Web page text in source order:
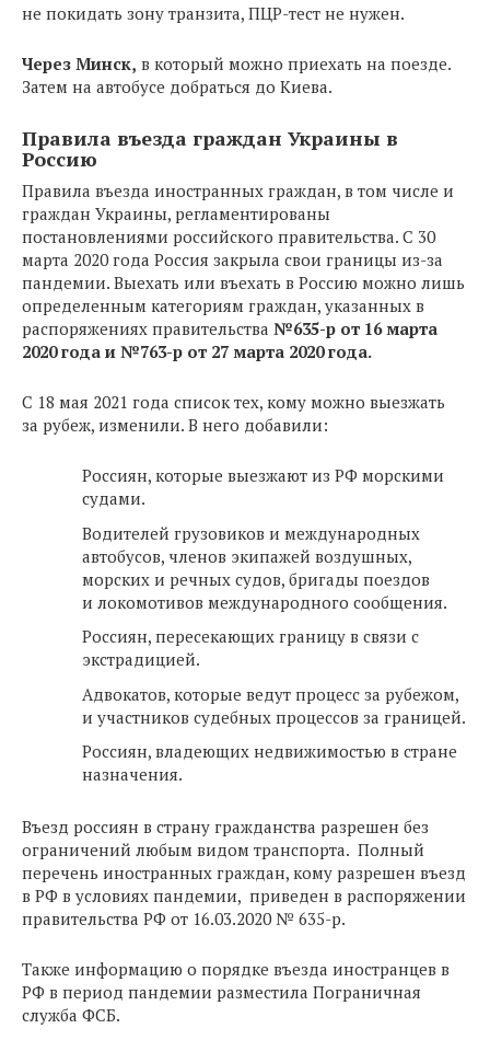
не покидать зону транзита, ПЦР-тест не нужен.
Через Минск, в который можно приехать на поезде.
Затем на автобусе добраться до Киева.
Правила въезда граждан Украины в
Россию
Правила въезда иностранных граждан, в том числе и
граждан Украины, регламентированы
постановлениями российского правительства. С 30
марта 2020 года Россия закрыла свои границы из-за
пандемии. Выехать или въехать в Россию можно лишь
определенным категориям граждан, указанных в
распоряжениях правительства №635-р от 16 марта
2020 года и №763-р от 27 марта 2020 года.
С 18 мая 2021 года список тех, кому можно выезжать
за рубеж, изменили. В него добавили:
Россиян, которые выезжают из РФ морскими
судами.
Водителей грузовиков и международных
автобусов, членов экипажей воздушных,
морских и речных судов, бригады поездов
и локомотивов международного сообщения.
Россиян, пересекающих границу в связи с
экстрадицией.
Адвокатов, которые ведут процесс за рубежом,
и участников судебных процессов за границей.
Россиян, владеющих недвижимостью в стране
назначения.
Въезд россиян в страну гражданства разрешен без
ограничений любым видом транспорта. Полный
перечень иностранных граждан, кому разрешен въезд
в РФ в условиях пандемии, приведен в распоряжении
правительства РФ от 16.03.2020 № 635-р.
Также информацию о порядке въезда иностранцев в
РФ в период пандемии разместила Пограничная
служба ФСБ.